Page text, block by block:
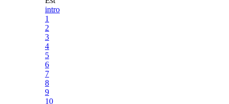
intro
1
2
3
4
5
6
7
8
9
10